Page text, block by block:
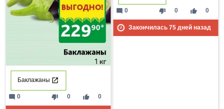
thumb_down 0 thumb_up 0
mode_comment 0
Закончилась 75дней назад
Баклажаны
thumb_down 0 thumb_up 0
mode_comment 0